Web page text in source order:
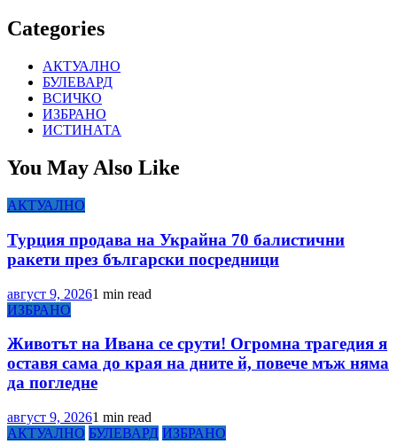
Categories
АКТУАЛНО
БУЛЕВАРД
ВСИЧКО
ИЗБРАНО
ИСТИНАТА
You May Also Like
АКТУАЛНО
Турция продава на Украйна 70 балистични
ракети през български посредници
август 9, 20261 min read
ИЗБРАНО
Животът на Ивана се срути! Огромна трагедия я
оставя сама до края на дните й, повече мъж няма
да погледне
август 9, 20261 min read
АКТУАЛНО БУЛЕВАРД ИЗБРАНО